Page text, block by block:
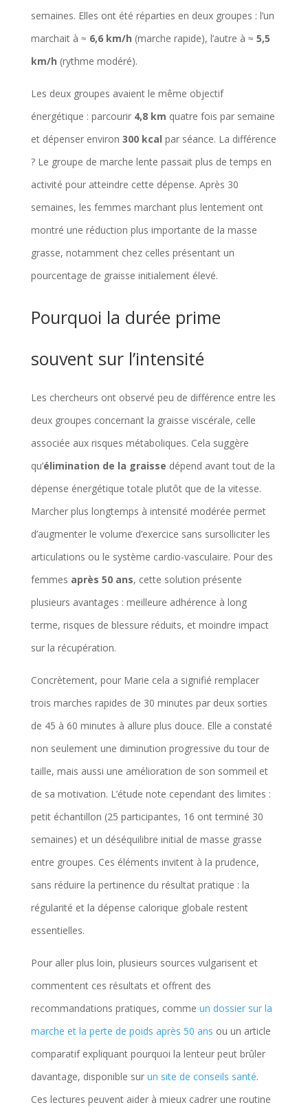
semaines. Elles ont été réparties en deux groupes : l’un
marchait à ≈ 6,6 km/h (marche rapide), l’autre à ≈ 5,5
km/h (rythme modéré).
Les deux groupes avaient le même objectif
énergétique : parcourir 4,8 km quatre fois par semaine
et dépenser environ 300 kcal par séance. La différence
? Le groupe de marche lente passait plus de temps en
activité pour atteindre cette dépense. Après 30
semaines, les femmes marchant plus lentement ont
montré une réduction plus importante de la masse
grasse, notamment chez celles présentant un
pourcentage de graisse initialement élevé.
Pourquoi la durée prime
souvent sur l’intensité
Les chercheurs ont observé peu de différence entre les
deux groupes concernant la graisse viscérale, celle
associée aux risques métaboliques. Cela suggère
qu’élimination de la graisse dépend avant tout de la
dépense énergétique totale plutôt que de la vitesse.
Marcher plus longtemps à intensité modérée permet
d’augmenter le volume d’exercice sans sursolliciter les
articulations ou le système cardio-vasculaire. Pour des
femmes après 50 ans, cette solution présente
plusieurs avantages : meilleure adhérence à long
terme, risques de blessure réduits, et moindre impact
sur la récupération.
Concrètement, pour Marie cela a signifié remplacer
trois marches rapides de 30 minutes par deux sorties
de 45 à 60 minutes à allure plus douce. Elle a constaté
non seulement une diminution progressive du tour de
taille, mais aussi une amélioration de son sommeil et
de sa motivation. L’étude note cependant des limites :
petit échantillon (25 participantes, 16 ont terminé 30
semaines) et un déséquilibre initial de masse grasse
entre groupes. Ces éléments invitent à la prudence,
sans réduire la pertinence du résultat pratique : la
régularité et la dépense calorique globale restent
essentielles.
Pour aller plus loin, plusieurs sources vulgarisent et
commentent ces résultats et offrent des
recommandations pratiques, comme un dossier sur la
marche et la perte de poids après 50 ans ou un article
comparatif expliquant pourquoi la lenteur peut brûler
davantage, disponible sur un site de conseils santé.
Ces lectures peuvent aider à mieux cadrer une routine